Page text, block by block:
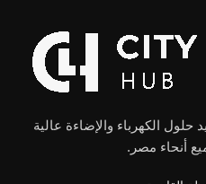
حلول الكهرباء والإضاءة عالية
أنحاء مصر.